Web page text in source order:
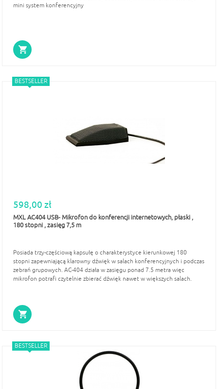
mini system konferencyjny
BESTSELLER
598,00 zł
MXL AC404 USB- Mikrofon do konferencji internetowych, płaski ,
180 stopni , zasięg 7,5 m
Posiada trzy-częściową kapsułę o charakterystyce kierunkowej 180
stopni zapewniającą klarowny dźwięk w salach konferencyjnych i podczas
zebrań grupowych. AC-404 działa w zasięgu ponad 7.5 metra więc
mikrofon potrafi czytelnie zbierać dźwięk nawet w większych salach.
BESTSELLER